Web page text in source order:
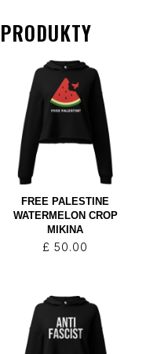
FREE PALESTINE
WATERMELON CROP
MIKINA
£ 50.00